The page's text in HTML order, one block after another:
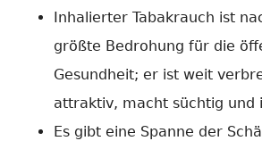
Inhalierter Tabakrauch ist
größte Bedrohung für die
Gesundheit; er ist weit
attraktiv, macht süchtig und
Es gibt eine Spanne der